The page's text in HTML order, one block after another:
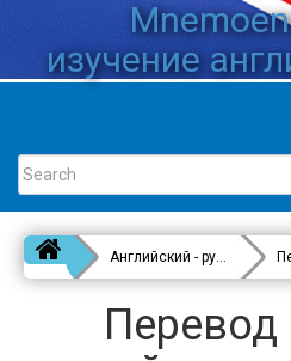
изучение
Английский - русский
Перевод